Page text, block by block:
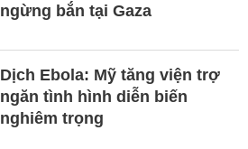
ngừng bắn tại Gaza
Dịch Ebola: Mỹ tăng viện trợ
ngăn tình hình diễn biến
nghiêm trọng